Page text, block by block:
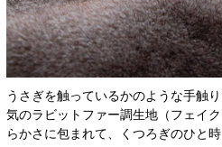
うさぎを触っているかのような手触
気のラビットファー調生地（フェイ
らかさに包まれて、くつろぎのひと